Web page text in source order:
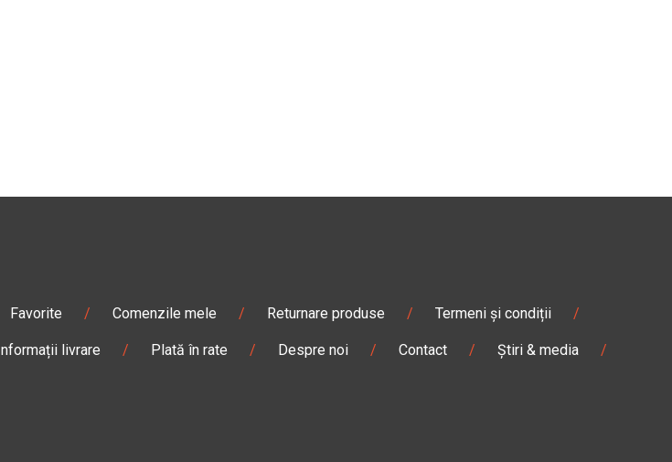
Favorite / Comenzile mele / Returnare produse / Termeni și condiții /
Informații livrare / Plată în rate / Despre noi / Contact / Știri & media /